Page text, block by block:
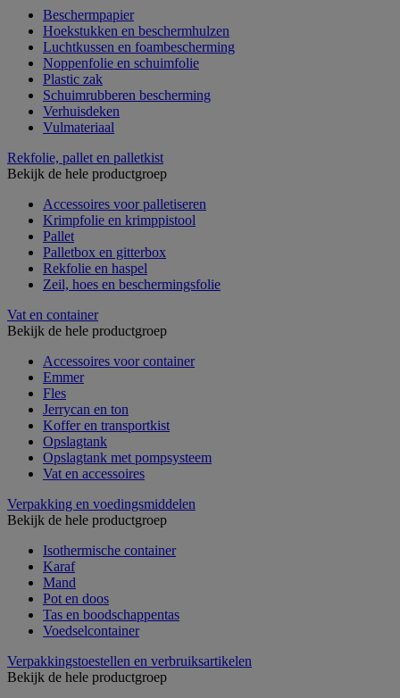
Beschermpapier
Hoekstukken en beschermhulzen
Luchtkussen en foambescherming
Noppenfolie en schuimfolie
Plastic zak
Schuimrubberen bescherming
Verhuisdeken
Vulmateriaal
Rekfolie, pallet en palletkist
Bekijk de hele productgroep
Accessoires voor palletiseren
Krimpfolie en krimppistool
Pallet
Palletbox en gitterbox
Rekfolie en haspel
Zeil, hoes en beschermingsfolie
Vat en container
Bekijk de hele productgroep
Accessoires voor container
Emmer
Fles
Jerrycan en ton
Koffer en transportkist
Opslagtank
Opslagtank met pompsysteem
Vat en accessoires
Verpakking en voedingsmiddelen
Bekijk de hele productgroep
Isothermische container
Karaf
Mand
Pot en doos
Tas en boodschappentas
Voedselcontainer
Verpakkingstoestellen en verbruiksartikelen
Bekijk de hele productgroep